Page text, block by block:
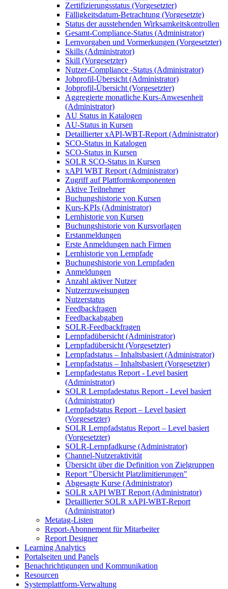
Zertifizierungsstatus (Vorgesetzter)
Fälligkeitsdatum-Betrachtung (Vorgesetzte)
Status der ausstehenden Wirksamkeitskontrollen
Gesamt-Compliance-Status (Administrator)
Lernvorgaben und Vormerkungen (Vorgesetzter)
Skills (Administrator)
Skill (Vorgesetzter)
Nutzer-Compliance -Status (Administrator)
Jobprofil-Übersicht (Administrator)
Jobprofil-Übersicht (Vorgesetzter)
Aggregierte monatliche Kurs-Anwesenheit
(Administrator)
AU Status in Katalogen
AU-Status in Kursen
Detaillierter xAPI-WBT-Report (Administrator)
SCO-Status in Katalogen
SCO-Status in Kursen
SOLR SCO-Status in Kursen
xAPI WBT Report (Administrator)
Zugriff auf Plattformkomponenten
Aktive Teilnehmer
Buchungshistorie von Kursen
Kurs-KPIs (Administrator)
Lernhistorie von Kursen
Buchungshistorie von Kursvorlagen
Erstanmeldungen
Erste Anmeldungen nach Firmen
Lernhistorie von Lernpfade
Buchungshistorie von Lernpfaden
Anmeldungen
Anzahl aktiver Nutzer
Nutzerzuweisungen
Nutzerstatus
Feedbackfragen
Feedbackabgaben
SOLR-Feedbackfragen
Lernpfadübersicht (Administrator)
Lernpfadübersicht (Vorgesetzter)
Lernpfadstatus – Inhaltsbasiert (Administrator)
Lernpfadstatus – Inhaltsbasiert (Vorgesetzter)
Lernpfadestatus Report - Level basiert
(Administrator)
SOLR Lernpfadestatus Report - Level basiert
(Administrator)
Lernpfadstatus Report – Level basiert
(Vorgesetzter)
SOLR Lernpfadstatus Report – Level basiert
(Vorgesetzter)
SOLR-Lernpfadkurse (Administrator)
Channel-Nutzeraktivität
Übersicht über die Definition von Zielgruppen
Report "Übersicht Platzlimitierungen"
Abgesagte Kurse (Administrator)
SOLR xAPI WBT Report (Administrator)
Detaillierter SOLR xAPI-WBT-Report
(Administrator)
Metatag-Listen
Report-Abonnement für Mitarbeiter
Report Designer
Learning Analytics
Portalseiten und Panels
Benachrichtigungen und Kommunikation
Resourcen
Systemplattform-Verwaltung